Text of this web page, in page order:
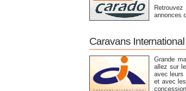
annonces
Caravans International
Grande
allez sur
avec leurs
et avec